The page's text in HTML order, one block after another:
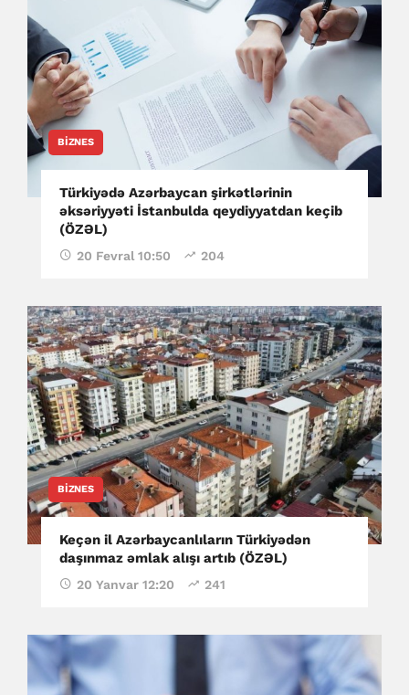
BIZNES
Türkiyədə Azərbaycan şirkətlərinin
əksəriyyəti İstanbulda qeydiyyatdan keçib
(ÖZƏL)
20 Fevral 10:50 204
BIZNES
Keçən il Azərbaycanlıların Türkiyədən
daşınmaz əmlak alışı artıb (ÖZƏL)
20 Yanvar 12:20 241